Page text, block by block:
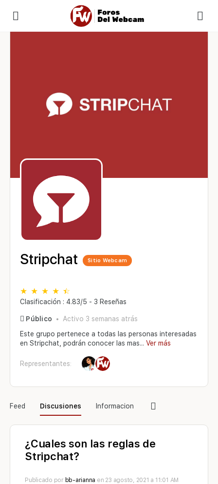
Stripchat Sitio Webcam
Clasificación : 4.83/5 - 3 Reseñas
Público
Activo 3 semanas atrás
Este grupo pertenece a todas las personas interesadas
en Stripchat, podrán conocer las mas... Ver más
Representantes:
Feed Discusiones Informacion
menú
¿Cuales son las reglas de
Stripchat?
Publicado por bb-arianna en 23 agosto, 2021 a 11:01 AM